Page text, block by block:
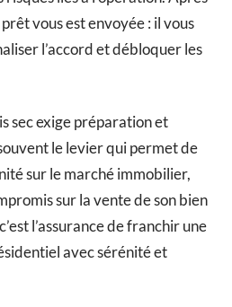
vous est envoyée : il vous
l’accord et débloquer les
sec exige préparation et
le levier qui permet de
sur le marché immobilier,
sur la vente de son bien
l’assurance de franchir une
avec sérénité et